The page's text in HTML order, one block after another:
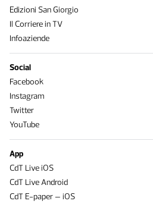
Edizioni San Giorgio
Il Corriere in TV
Infoaziende
Social
Facebook
Instagram
Twitter
YouTube
App
CdT Live iOS
CdT Live Android
CdT E-paper – iOS